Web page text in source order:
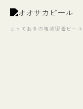
とっておきの地域密着ビール